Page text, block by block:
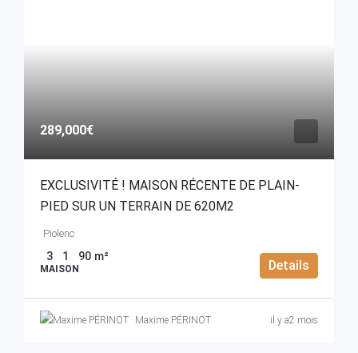
289,000€
EXCLUSIVITÉ ! MAISON RÉCENTE DE PLAIN-
PIED SUR UN TERRAIN DE 620M2
Piolenc
3 1 90 m²
MAISON Details
Maxime PÉRINOT il y a2 mois